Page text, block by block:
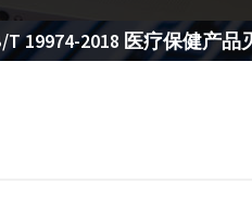
T 19974-2018 医疗保健产